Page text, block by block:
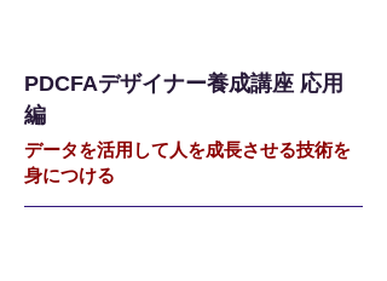
PDCFAデザイナー養成講座 応用
編
データを活用して人を成長させる技術を
身につける